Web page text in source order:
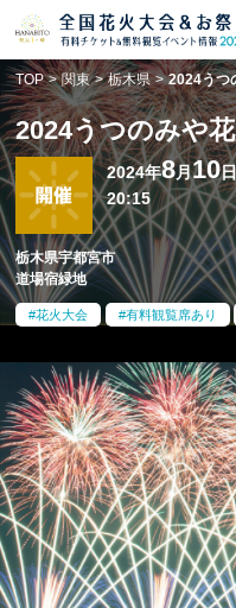
花火大
有
TOP > 関東 > 栃木県 > 2024うつ
2024うつのみや
2024年8月10
20:15
栃木県宇都宮市
道場宿緑地
花火大会 有料観覧席あり